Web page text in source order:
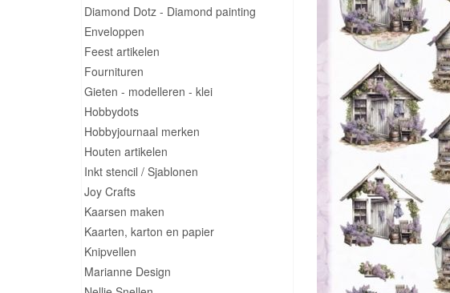
Diamond Dotz - Diamond painting
Enveloppen
Feest artikelen
Fournituren
Gieten - modelleren - klei
Hobbydots
Hobbyjournaal merken
Houten artikelen
Inkt stencil / Sjablonen
Joy Crafts
Kaarsen maken
Kaarten, karton en papier
Knipvellen
Marianne Design